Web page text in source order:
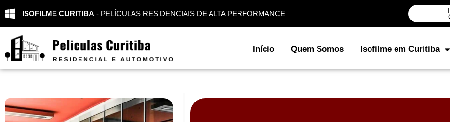
ISOFILME CURITIBA - PELÍCULAS RESIDENCIAIS DE ALTA PERFORMANCE
Início Quem Somos Isofilme em Curitiba